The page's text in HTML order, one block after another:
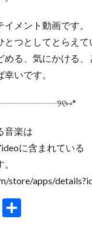
メント動画です。
つとしてとらえて
る、気にかける、
いです。
音楽は
に含まれている
store/apps/
Li